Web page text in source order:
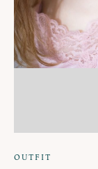
OUTFIT